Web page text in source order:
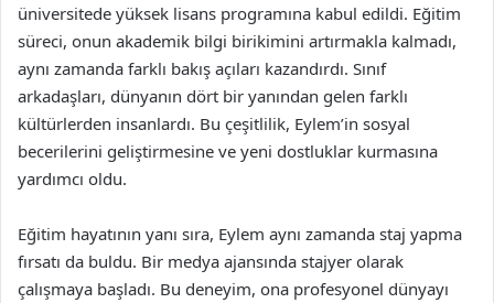
üniversitede yüksek lisans programına kabul edildi. Eğitim
süreci, onun akademik bilgi birikimini artırmakla kalmadı,
aynı zamanda farklı bakış açıları kazandırdı. Sınıf
arkadaşları, dünyanın dört bir yanından gelen farklı
kültürlerden insanlardı. Bu çeşitlilik, Eylem’in sosyal
becerilerini geliştirmesine ve yeni dostluklar kurmasına
yardımcı oldu.
Eğitim hayatının yanı sıra, Eylem aynı zamanda staj yapma
fırsatı da buldu. Bir medya ajansında stajyer olarak
çalışmaya başladı. Bu deneyim, ona profesyonel dünyayı